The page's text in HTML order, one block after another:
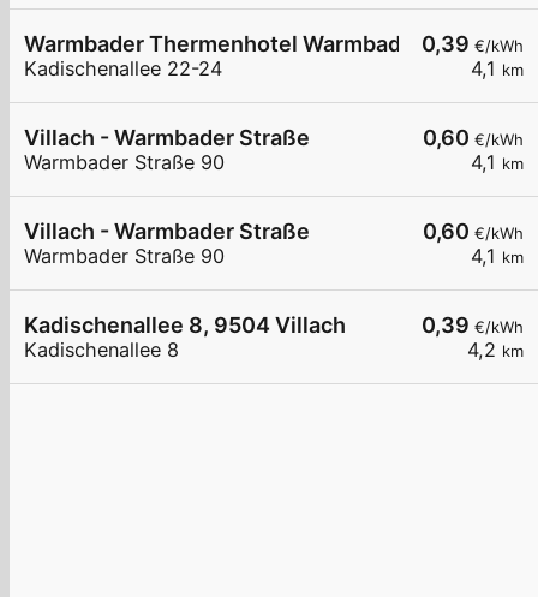
0,39 €/kWh
4,1 km
Warmbader Thermenhotel Warmbad-Villach
Kadischenallee 22-24
0,60 €/kWh
4,1 km
Villach - Warmbader Straße
Warmbader Straße 90
0,60 €/kWh
4,1 km
Villach - Warmbader Straße
Warmbader Straße 90
0,39 €/kWh
4,2 km
Kadischenallee 8, 9504 Villach
Kadischenallee 8